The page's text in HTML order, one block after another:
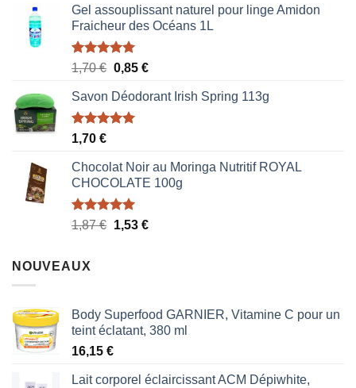
Gel assouplissant naturel pour linge Amidon
Fraicheur des Océans 1L
Note5.00
1,70€ Le
initial
était :
0,85 €Le
actuel
Savon Déodorant Irish Spring 113g
Note5.00
1,70 €
Chocolat Noir au Moringa Nutritif ROYAL
CHOCOLATE 100g
Note5.00
1,87€ Le
1,53 €Le
NOUVEAUX
Body Superfood GARNIER, Vitamine C pour un
teint éclatant, 380 ml
16,15 €
Lait corporel éclaircissant ACM Dépiwhite,